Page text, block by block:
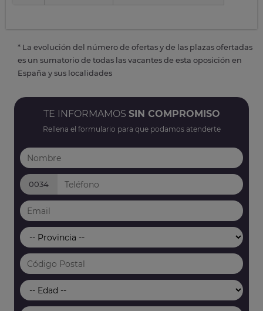
* La evolución del número de ofertas y de las plazas ofertadas
es un sumatorio de todas las vacantes de esta oposición en
España y sus localidades
TE INFORMAMOS SIN COMPROMISO
Rellena el formulario para que podamos atenderte
0034